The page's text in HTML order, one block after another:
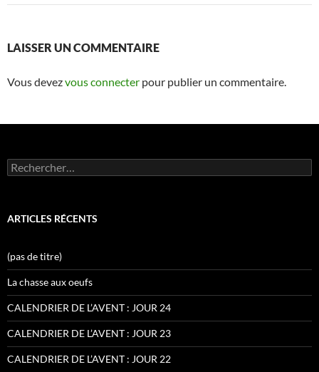
LAISSER UN COMMENTAIRE
Vous devezvous connecter pour publier un commentaire.
Rechercher :
ARTICLES RÉCENTS
(pas de titre)
La chasse aux oeufs
CALENDRIER DE L’AVENT : JOUR 24
CALENDRIER DE L’AVENT : JOUR 23
CALENDRIER DE L’AVENT : JOUR 22